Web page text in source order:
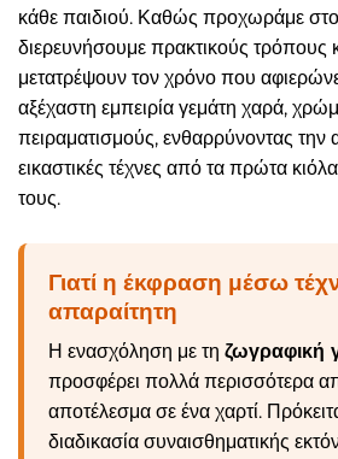
κάθε παιδιού. Καθώς προχωράμε
διερευνήσουμε πρακτικούς τρόπους
μετατρέψουν τον χρόνο που
αξέχαστη εμπειρία γεμάτη χαρά,
πειραματισμούς, ενθαρρύνοντας την
εικαστικές τέχνες από τα πρώτα
τους.
Γιατί η έκφραση μέσω
απαραίτητη
Η ενασχόληση με τη ζωγραφική
προσφέρει πολλά περισσότερα
αποτέλεσμα σε ένα χαρτί.
διαδικασία συναισθηματικής